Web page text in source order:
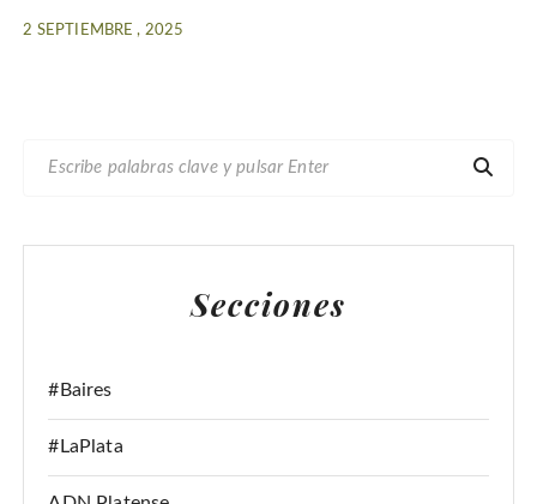
2 SEPTIEMBRE , 2025
C
Secciones
#Baires
#LaPlata